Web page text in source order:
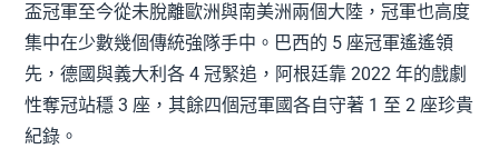
盃冠軍至今從未脫離歐洲與南美洲兩個大陸，冠軍也高度
集中在少數幾個傳統強隊手中。巴西的 5 座冠軍遙遙領
先，德國與義大利各 4 冠緊追，阿根廷靠 2022 年的戲劇
性奪冠站穩 3 座，其餘四個冠軍國各自守著 1 至 2 座珍貴
紀錄。